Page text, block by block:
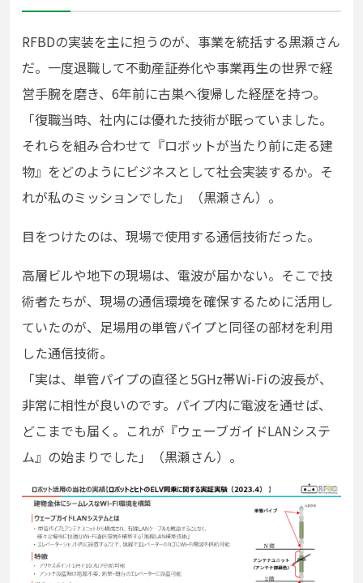
RFBDの実装を主に担うのが、事業を統括する黒瀬さん
だ。一度退職して不動産証券化や事業再生の世界で経
営手腕を磨き、6年前に古巣へ復帰した経歴を持つ。
「復職当時、社内には優れた技術が眠っていました。
それらを組み合わせて『ロボットが当たり前に走る建
物』をどのようにビジネスとして社会実装するか。そ
れが私のミッションでした」（黒瀬さん）。
目をつけたのは、現場で使用する通信技術だった。
高層ビルや地下の現場は、電波が届かない。そこで技
術者たちが、現場の通信環境を確保するために活用し
ていたのが、足場用の単管パイプと同径の部材を利用
した通信技術。
「実は、単管パイプの直径と5GHz帯Wi-Fiの波長が、
非常に相性が良いのです。パイプ内に電波を通せば、
どこまでも届く。これが『ウェーブガイドLANシステ
ム』の始まりでした」（黒瀬さん）。